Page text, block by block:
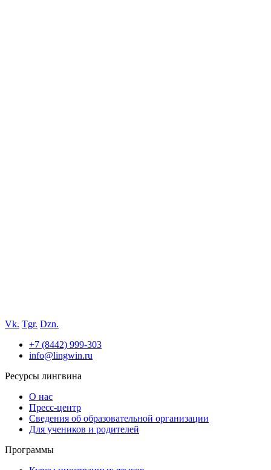
Vk. Tgr. Dzn.
+7 (8442) 999-303
info@lingwin.ru
Ресурсы лингвина
О нас
Пресс-центр
Сведения об образовательной организации
Для учеников и родителей
Программы